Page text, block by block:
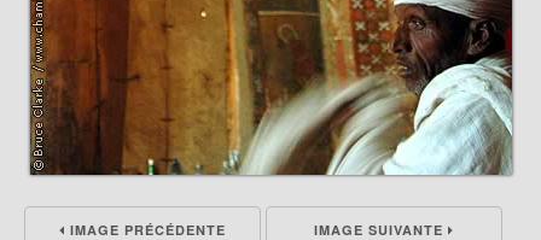
IMAGE PRÉCÉDENTE IMAGE SUIVANTE